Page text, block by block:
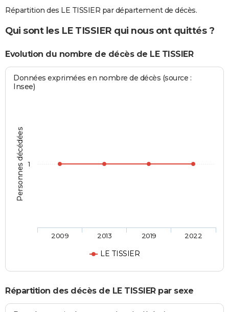
Répartition des LE TISSIER par département de décès.
Qui sont les LE TISSIER qui nous ont quittés ?
Evolution du nombre de décès de LE TISSIER
Personnes décédées
Données exprimées en nombre de décès (source :
Insee)
LE TISSIER
2009 2013 2019 2022
1
Répartition des décès de LE TISSIER par sexe